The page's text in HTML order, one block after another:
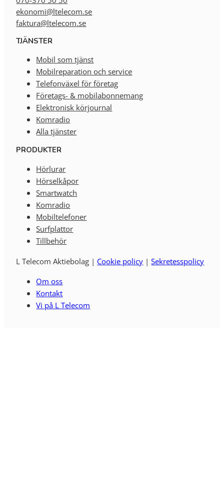
ekonomi@ltelecom.se
faktura@ltelecom.se
TJÄNSTER
Mobil som tjänst
Mobilreparation och service
Telefonväxel för företag
Företags- & mobilabonnemang
Elektronisk körjournal
Komradio
Alla tjänster
PRODUKTER
Hörlurar
Hörselkåpor
Smartwatch
Komradio
Mobiltelefoner
Surfplattor
Tillbehör
L Telecom Aktiebolag | Cookie policy |Sekretesspolicy
Om oss
Kontakt
Vi på L Telecom